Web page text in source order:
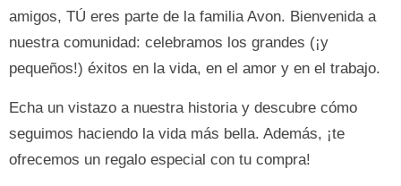
amigos, TÚ eres parte de la familia Avon. Bienvenida a
nuestra comunidad: celebramos los grandes (¡y
pequeños!) éxitos en la vida, en el amor y en el trabajo.
Echa un vistazo a nuestra historia y descubre cómo
seguimos haciendo la vida más bella. Además, ¡te
ofrecemos un regalo especial con tu compra!